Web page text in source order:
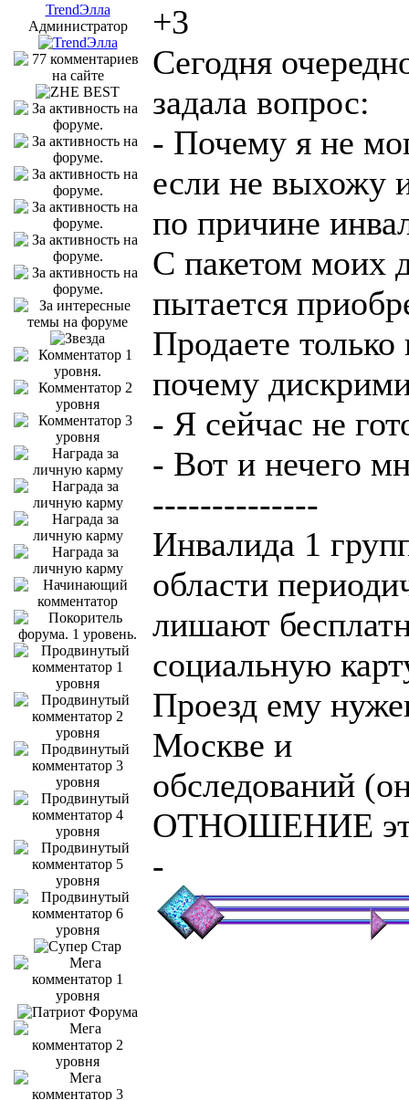
TrendЭлла
Администратор
+3
Сегодня
задала вопрос:
- Почему я не
если не выхожу
по причине
С пакетом моих
пытается
Продаете
почему
- Я сейчас не
- Вот и нечего
--------------
Инвалида 1
области
лишают
социальную
Проезд ему
Москве и
обследований
ОТНОШЕНИЕ
-